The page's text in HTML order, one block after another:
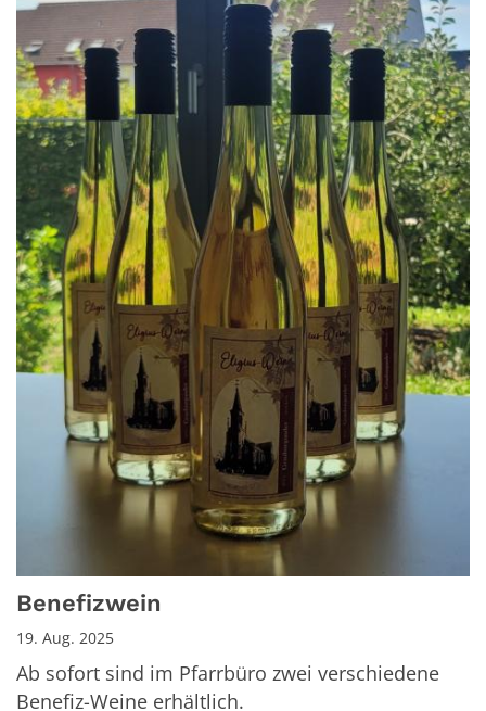
Benefizwein
19. Aug. 2025
Ab sofort sind im Pfarrbüro zwei verschiedene
Benefiz-Weine erhältlich.